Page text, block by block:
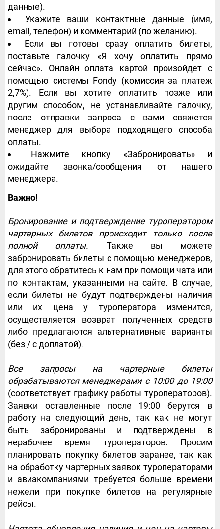
данные).
Укажите ваши контактные данные (имя,
email, телефон) и комментарий (по желанию).
Если вы готовы сразу оплатить билеты,
поставьте галочку «Я хочу оплатить прямо
сейчас». Онлайн оплата картой произойдет с
помощью системы Fondy (комиссия за платеж
2,7%). Если вы хотите оплатить позже или
другим способом, не устанавливайте галочку,
после отправки запроса с вами свяжется
менеджер для выбора подходящего способа
оплаты.
Нажмите кнопку «Забронировать» и
ожидайте звонка/сообщения от нашего
менеджера.
Важно!
Бронирование и подтверждение туроператором
чартерных билетов происходит только после
полной оплаты. Также вы можете
забронировать билеты с помощью менеджеров,
для этого обратитесь к нам при помощи чата или
по контактам, указанными на сайте. В случае,
если билеты не будут подтверждены наличия
или их цена у туроператора изменится,
осуществляется возврат полученных средств
либо предлагаются альтернативные варианты
(без / с доплатой).
Все запросы на чартерные билеты
обрабатываются менеджерами с 10:00 до 19:00
(соответствует графику работы туроператоров).
Заявки оставленные после 19:00 берутся в
работу на следующий день, так как не могут
быть забронированы и подтверждены в
нерабочее время туроператоров. Просим
планировать покупку билетов заранее, так как
на обработку чартерных заявок туроператорами
и авиакомпаниями требуется больше времени
нежели при покупке билетов на регулярные
рейсы.